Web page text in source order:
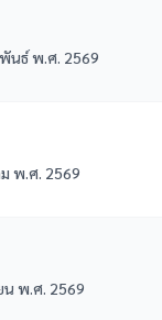
นธ์ พ.ศ. 2569
พ.ศ. 2569
น พ.ศ. 2569